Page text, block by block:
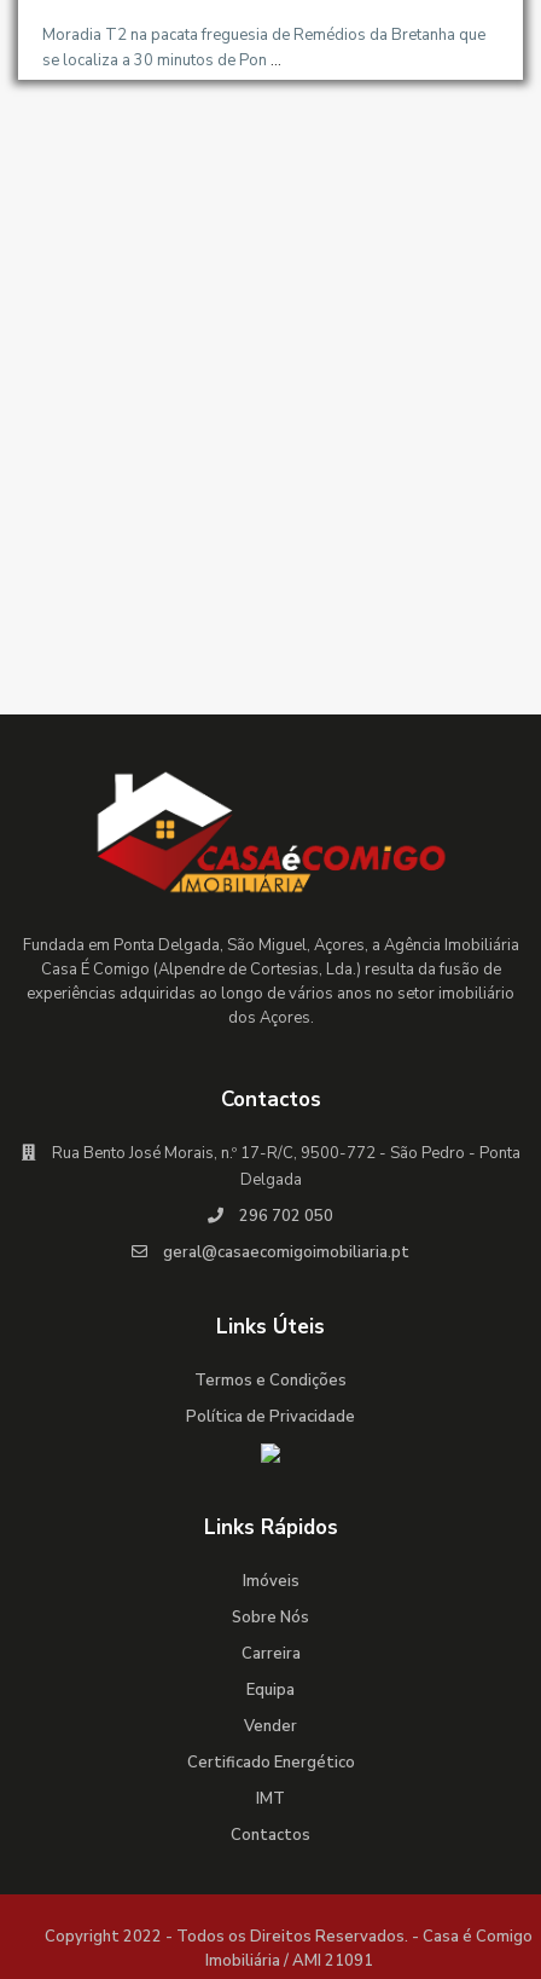
Moradia T2 na pacata freguesia de Remédios da Bretanha que
se localiza a 30 minutos de Pon ...
Fundada em Ponta Delgada, São Miguel, Açores, a Agência Imobiliária
Casa É Comigo (Alpendre de Cortesias, Lda.) resulta da fusão de
experiências adquiridas ao longo de vários anos no setor imobiliário
dos Açores.
Contactos
Rua Bento José Morais, n.º 17-R/C, 9500-772 - São Pedro - Ponta
Delgada
296 702 050
geral@casaecomigoimobiliaria.pt
Links Úteis
Termos e Condições
Política de Privacidade
Links Rápidos
Imóveis
Sobre Nós
Carreira
Equipa
Vender
Certificado Energético
IMT
Contactos
Copyright 2022 - Todos os Direitos Reservados. - Casa é Comigo
Imobiliária / AMI 21091